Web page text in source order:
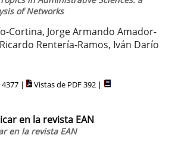
of Networks
Cortina, Jorge Armando Amador-
Rentería-Ramos, Iván Darío
| Vistas de PDF 392 |
en la revista EAN
en la revista EAN